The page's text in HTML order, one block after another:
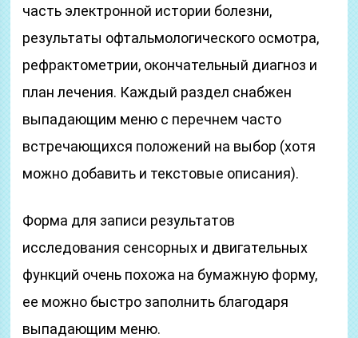
часть электронной истории болезни,
результаты офтальмологического осмотра,
рефрактометрии, окончательный диагноз и
план лечения. Каждый раздел снабжен
выпадающим меню с перечнем часто
встречающихся положений на выбор (хотя
можно добавить и текстовые описания).
Форма для записи результатов
исследования сенсорных и двигательных
функций очень похожа на бумажную форму,
ее можно быстро заполнить благодаря
выпадающим меню.